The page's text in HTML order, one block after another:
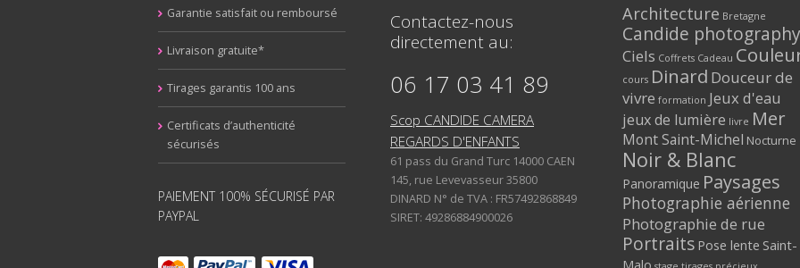
Garantie satisfait ou remboursé
Livraison gratuite*
Tirages garantis 100 ans
Certificats d’authenticité
sécurisés
PAIEMENT 100% SÉCURISÉ PAR
PAYPAL
Contactez-nous
directement au:
06 17 03 41 89
Scop CANDIDE CAMERA
REGARDS D'ENFANTS
61 pass du Grand Turc 14000 CAEN
145, rue Levevasseur 35800
DINARD N° de TVA : FR57492868849
SIRET: 49286884900026
Architecture Bretagne
Candide photography
Ciels Coffrets Cadeau
cours Dinard Douceur de
vivre formation Jeux d'eau
jeux de lumière livre Mer
Mont Saint-Michel Nocturne
Noir & Blanc
Panoramique Paysages
Photographie aérienne
Photographie de rue
Portraits Pose lente Saint-
Malo